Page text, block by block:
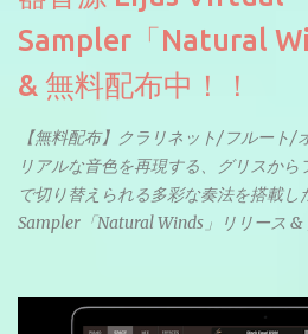
Sampler「Natural
& 無料配布中！！
【無料配布】クラリネット/フルート
リアルな音色を再現する、グリスか
で切り替えられる多彩な奏法を搭載
Sampler「Natural Winds」リリース &